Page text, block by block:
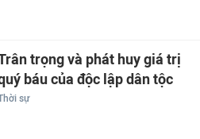
trọng và phát huy giá trị
báu của độc lập dân tộc
sự